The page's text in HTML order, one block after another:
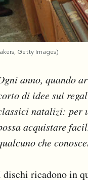
Getty Images)
anno, quando
di idee sui
natalizi: per
acquistare
che
dischi ricadono in